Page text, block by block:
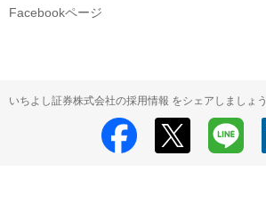
Facebookページ
いちよし証券株式会社の採用情報 をシェアしましょう